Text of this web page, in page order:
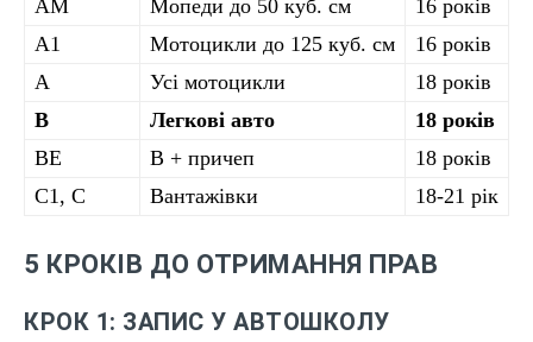
AM Мопеди до 50 куб. см
16 років
A1
Мотоцикли до 125 куб. см
16 років
A
Усі мотоцикли
18 років
B
Легкові авто
18 років
BE
B + причеп
18 років
C1, C
Вантажівки 18-21 рік
5 КРОКІВ ДО ОТРИМАННЯ ПРАВ
КРОК 1: ЗАПИС У АВТОШКОЛУ